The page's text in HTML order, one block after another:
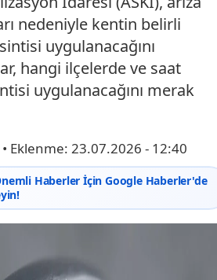
nedeniyle kentin belirli
uygulanacağını
hangi ilçelerde ve saat
uygulanacağını merak
• Eklenme: 23.07.2026 - 12:40
Haberler İçin Google Haberler'de